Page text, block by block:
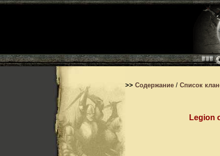
>> Содержание / Список
Legion